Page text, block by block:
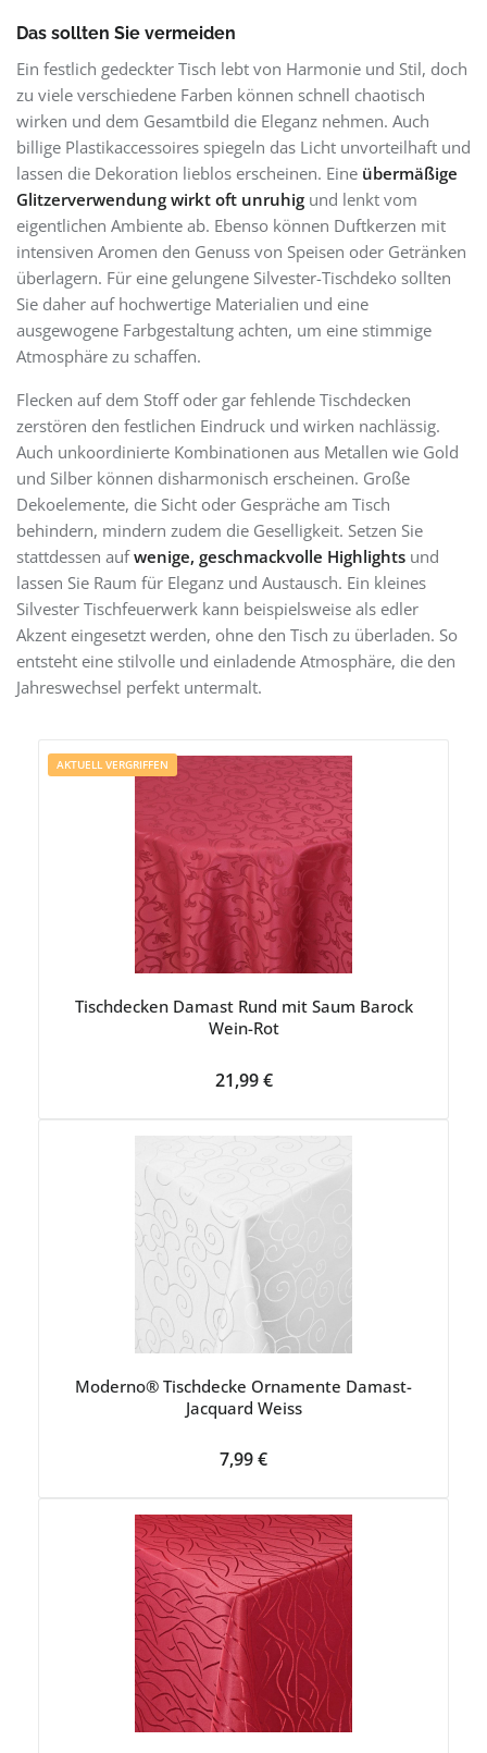
Das sollten Sie vermeiden
Ein festlich gedeckter Tisch lebt von Harmonie und Stil, doch
zu viele verschiedene Farben können schnell chaotisch
wirken und dem Gesamtbild die Eleganz nehmen. Auch
billige Plastikaccessoires spiegeln das Licht unvorteilhaft und
lassen die Dekoration lieblos erscheinen. Eine übermäßige
Glitzerverwendung wirkt oft unruhig und lenkt vom
eigentlichen Ambiente ab. Ebenso können Duftkerzen mit
intensiven Aromen den Genuss von Speisen oder Getränken
überlagern. Für eine gelungene Silvester-Tischdeko sollten
Sie daher auf hochwertige Materialien und eine
ausgewogene Farbgestaltung achten, um eine stimmige
Atmosphäre zu schaffen.
Flecken auf dem Stoff oder gar fehlende Tischdecken
zerstören den festlichen Eindruck und wirken nachlässig.
Auch unkoordinierte Kombinationen aus Metallen wie Gold
und Silber können disharmonisch erscheinen. Große
Dekoelemente, die Sicht oder Gespräche am Tisch
behindern, mindern zudem die Geselligkeit. Setzen Sie
stattdessen aufwenige, geschmackvolle Highlights und
lassen Sie Raum für Eleganz und Austausch. Ein kleines
Silvester Tischfeuerwerk kann beispielsweise als edler
Akzent eingesetzt werden, ohne den Tisch zu überladen. So
entsteht eine stilvolle und einladende Atmosphäre, die den
Jahreswechsel perfekt untermalt.
AKTUELL VERGRIFFEN
Tischdecken Damast Rund mit Saum Barock
Wein-Rot
Regulärer Preis:
21,99 €
Moderno® Tischdecke Ornamente Damast-
Jacquard Weiss
Regulärer Preis:
7,99 €